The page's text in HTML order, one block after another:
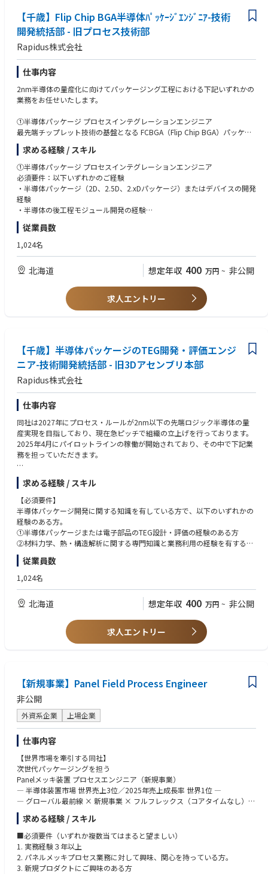
環で北上への出張が生じる場合がございます。
・出張有り拠点
本社(新横浜)
■幅広いキャリアパス
1. ジュニアFSE → シニアFSE
より複雑な装置や顧客対応を担当
2. テクニカルスペシャリスト
特定装置や工程に特化した専門家
顧客への高度な技術提案やトラブル解決をリード
3. フィールドプロセスエンジニア／リージョナルテクノロジーエンジニア
顧客要求に基づくプロセス条件の確立、評価、改善
新装置のプロセス立ち上げや歩留まり改善、次世代技術開発サポート
4. テクニカルサポート／アプリケーションエンジニア
顧客からの技術問い合わせ対応、製品改善へのフィードバック
本社開発部門との橋渡し役
5. マネジメント職（チームリーダー → マネージャー）
顧客からの技術問い合わせ対応、製品改善へのフィードバック
本社開発部門との橋渡し役
6. 営業・カスタマーサクセス・コンサルティング
技術知識を活かしたソリューション提案型営業
顧客の生産性改善や新技術導入支援
ご希望次第でアメリカ本社やグローバル他拠点への異動が可能
メーカーからも評価を受けており、半導体エッチング装置において世界N
o.1のマーケットシェアを持っています。当社を世界トップクラスの企業
へと導いたもの、それは、お客様のニーズにマッチしたソリューションを
提供できる「最先端の技術力」に加えて、ボーダレスに連携するチームワ
ークです。多様な文化やバックグラウンドを持った社員がお互いのアイデ
アや意見を尊重し、チームとしてひとつの目標を目指す事で、数々の最先
端技術やイノベーションを生み出してきました。日本の半導体メーカーの
他の拠点のエンジニアとチームを組む、あるいは日本のエンジニアが他の
拠点のプロジェクトに参加することもあります。
・試験結果の確認および不良分析サポート
・装置トラブル発生時の一次対応
・テスト・信頼性部門との連携業務
③基板テストエンジニア
半導体パッケージ用基板の検査・評価を通じて、実装前段階での品質確保
を担うポジションです。
【具体的な業務内容】
・基板不良（配線断・短絡等）の検出および解析
・基板検査工程の立上げ・運用
・サプライヤ（基板メーカー）との技術やり取り
・チップレット／先端パッケージ向け基板評価対応
④ロジックテスト工程エンジニア
ロジックデバイスのテスト工程全体を担い、装置運用・工程改善を通じ
て、生産性と安定稼働を実現するポジションです。
【具体的な業務内容】
・ウェハテスト／パッケージテスト装置の工程運用・管理
・テスト装置立上げおよび日常的な稼働サポート
・装置トラブル・工程問題の初期対応
・生産量増加に向けた工程改善・運用最適化
・製造・生産技術部門との連携業務
⑤ロジックテストエンジニア
ロジック半導体の量産テストにおいて、テスタを用いたテストプログラム
【具体的な業務内容】
・ロジックテスタ／メモリテスタを用いたテストプログラム開発・保守
・ウェハテスト／パッケージテストでのテスト条件設定・実行
・テスト結果の解析および不良の一次切り分け
・デバイス・製造部門と連携したテスト改善対応
・量産フェーズでのテスト運用サポート
【使用ツール・環境】
環境：UNIX/Linux
言語：JAVA 又は C言語系
⑥パラメトリックテストエンジニア
半導体デバイスの電気的特性（パラメータ）を定量的に評価し、設計仕様
への適合性、量産時のばらつき、工程異常を早期に検出する仕組みを作る
ことで、製品品質および歩留まりの向上に貢献する業務を担当します。
開発段階から量産初期までを担当し、デバイス・プロセス・製造部門と連
携しながら、安定した量産体制の構築を支えます。
【具体的には】
・既存テスト仕様に基づくパラメトリックテストの実行
・新デバイス／新プロセス立上げ時のテスト評価
・テストプログラム自動生成の仕組みづくり
・異常値・分布変化の検出とエスカレーションの仕組みづくり
・デバイス・プロセスエンジニアへの技術フィードバック
・テスト／製造現場との基本的な連携
・テスト条件・判定基準（Spec）の検討・改善
・歩留まり低下時の要因分析と対策提案
・テストデータの整理・統計解析
・セミオーオートプローバー・パラメトリックアナライザ
ウエハプローバー、または、パッケージハンドラの運用経験
⑥パラメトリックテストエンジニア
パラメトリックテスタを用いた電気計測経験
オートプローバーの運用経験
＜歓迎経験＞
テスターのアルゴリズム開発経験
半導体デバイスの製品技術の経験
【千歳】Flip Chip BGA半導体ﾊﾟｯｹｰｼﾞｴﾝｼﾞﾆｱ-技術
開発統括部 - 旧プロセス技術部
Rapidus株式会社
仕事内容
2nm半導体の量産化に向けてパッケージング工程における下記いずれかの
業務をお任せいたします。
①半導体パッケージ プロセスインテグレーションエンジニア
最先端チップレット技術の基盤となる FCBGA（Flip Chip BGA）パッケー
ジ の開発において、パッケージの実装設計から試作・解析評価までの イ
ンテグレーション業務全般 を担当します。
・FCBGAパッケージの実装設計（2D / 2.5D / 2.xD）におけるプロセスイン
テグレーション業務全般
・チップレットを含む先端パッケージの試作立ち上げ、量産移行に向けた
プロセス構築
②実装TEG設計開発エンジニア
FCBGA、2D/2.5D、チップレット技術など最先端半導体パッケージの開発
TEG（Test Element Group）のエンジニアとして、下記の業務をご担当い
・半導体ウェハにおけるスクライブ設計およびTEG設計
・電気的・機械的・熱的な観点から、パッケージ構造が信頼性要件を満た
すかの検証・設計フィードバック
・プロトタイプの試作・評価・故障解析の実施
・TEGを用いた故障モードの抽出、測定手法の確立（例：抵抗/容量測定、
接続信頼性、反り/応力評価など）
・パッケージ仕様に応じた最適なTEG・試作品設計の指針策定
③半導体パッケージプロセス開発エンジニア
最先端チップレット技術を搭載する FCBGA（Flip Chip BGA）パッケージ
の製造プロセスにおける、各ユニットプロセスの開発を担当いただきま
す。
具体的には、FCBGA・2D/2.5D/2.xD パッケージの製造における、以下い
ずれかの ユニットプロセス開発を担当します。
（1）バックグラインド・ダイシング工程
・ウェハバックグラインド、ダイシングのユニットプロセス開発
・各種インパクトテープ・ダイシングテープの材料特性評価
・チップ割れ・クラック等に対するプロセス改善および条件最適化
（2）アンダーフィル・モールド・TIM実装工程
・アンダーフィル材料・液性・流動性の評価および最適化
・モールドプロセス（樹脂流動、反り、応力）の評価と開発
・サーマルインターフェースマテリアル（TIM）の塗布・固化プロセス
と材料評価
（3）Flip Chip接続・BGAボール接続・SMDマウント工程
・フリップチップ（FC）接続プロセス開発および接続信頼性評価
・BGA ボール形成・実装プロセスの改良・歩留まり改善
④半導体パッケージプロセス検査エンジニア
・半導体パッケージプロセスにおける 欠陥検査 の実施（外観不良、接合
不良、ボイド、クラックなど）
・自動外観検査装置（AOI） を用いた検査業務
・超音波顕微鏡（C-SAM等）やＸ線検査装置 を用いた内部欠陥検査
・検査結果の分析、レポート作成、工程改善提案
・製造プロセス・品質保証部門との連携による不良要因の解析・改善活動
求める経験 / スキル
①半導体パッケージ プロセスインテグレーションエンジニア
必須要件：以下いずれかのご経験
・半導体パッケージ（2D、2.5D、2.xDパッケージ）またはデバイスの開発
経験
・半導体の後工程モジュール開発の経験
歓迎要件：
・Flip Chipパッケージや後工程（Back-end）モジュール開発におけるプロ
②実装TEG設計開発エンジニア
・半導体ウエハのスクライブ設計、ウェハへのTEG設計
・BEOLの知見、
・TEG設計に関わる経験
・半導体ウエハのバックグラインド、ダイシングのユニットプロセス、各
種インパクトテープの評価の経験
・高分子材料に関する知見をお持ちの方
・半導体パッケージプロセスにおける、Flip Chip、BGA、SMDプロセス開
発、接続評価の経験
歓迎要件：
・半導体パッケージプロセスにおける、バックグラインド、ダイシングプ
ロセス開発の経験
・半導体パッケージプロセスにおける、アンダーフィル、モールド、TIM
プロセスおよび材料評価の経験
・装置メーカー、あるいは半導体メーカーご出身者
④半導体パッケージプロセス検査エンジニア
以下いずれかのご経験
・半導体パッケージプロセスにおけるプロセスの検査
・自動外観検査
・X線検査
・超音波顕微鏡検査
・パッケージ最終検査による検査の開発
歓迎要件：
検査領域に興味を持ち、深く技術を追求していく姿勢を重視しています。
現状のやり方にとらわれず、より検査技術を高めるために挑戦できる方を
歓迎します。
従業員数
1,024名
北海道 想定年収 400 万円 ~ 非公開
求人エントリー
【千歳】半導体パッケージのTEG開発・評価エンジ
ニア-技術開発統括部 - 旧3Dアセンブリ本部
Rapidus株式会社
仕事内容
同社は2027年にプロセス・ルールが2nm以下の先端ロジック半導体の量
産実現を目指しており、現在急ピッチで組織の立上げを行っております。
2025年4月にパイロットラインの稼働が開始されており、その中で下記業
務を担っていただきます。
①半導体パッケージのTEG（Test Element Group）の試験計画、準備・評
価および解析検証
➁試作・量産に向けた設計フィードバックと改善提案
③半導体パッケージの構造設計・応力解析
Rapidusは2025年4月にパイロットラインが稼働し始め、2027年量産化に
向けて試作を進めております。
弊社の取引業界は自動車業界やIT・PCメーカーなど多岐に渡りますがスマ
ホやPC、産業用ロボットなど私たちが扱う製品に必要不可欠な半導体。
現代社会の進化は半導体なくしては成り立たず、特に近年AIやIoTといった
次世代技術の発展が、半導体の需要を爆発的に高めています。
Rapidusの最大の特徴は、開発期間を短縮する統合型ファウンドリサービ
にすることを価値として提供。
〇IBMとの技術提携
Rapidusは2nmプロセスの基盤技術を自社開発するのではなくこの分野で
先行するIBMから技術ライセンスの供与を受け、共同開発を進めていま
す。
同社の研究者及び技術者は世界最先端の半導体研究拠点の1つであるニュ
ーヨーク州アルバニーで米国IBM・日本IBMの研究者と協働。
日本国内技術に留まらない世界的な最新技術への挑戦です。
〇imecとの連携
ベルギーに本拠を置く世界最先端の半導体研究機関imecとの協力覚書も締
結。欧州半導体エコシステムの中心的存在であるimecとの連携をきっかけ
にEUV技術へのアクセスとグローバルな研究開発ネットワークへの参加を
進めています。
■参考動画・記事
＜記事＞
参考①：新たなコンセプトで先端ロジック半導体製造へ：ラピダスの小池
淳義社長に聞く
https://www.nippon.com/ja/in-depth/a09004/?cx_recs_click=true
求める経験 / スキル
【必須要件】
半導体パッケージ開発に関する知識を有している方で、以下のいずれかの
経験のある方。
①半導体パッケージまたは電子部品のTEG設計・評価の経験のある方
➁材料力学、熱・構造解析に関する専門知識と業務利用の経験を有する方
③CAEツール（Ansys, Abaqusなど）を用いた熱・応力解析経験のある方
【歓迎要件】
ましい
従業員数
1,024名
北海道 想定年収 400 万円 ~ 非公開
求人エントリー
【新規事業】Panel Field Process Engineer
非公開
外資系企業 上場企業
仕事内容
【世界市場を牽引する同社】
次世代パッケージングを担う
Panelメッキ装置 プロセスエンジニア（新規事業）
― 半導体装置市場 世界売上3位／2025年売上成長率 世界1位 ―
― グローバル最前線 × 新規事業 × フルフレックス（コアタイムなし）―
同社の完成されたブランドの中で、あえて“未完成の市場”を切り拓く。そ
んな希少な挑戦に、あなたのプロセス技術を掛け合わせてみませんか。
■ 仕事内容（概要）
日本国内の半導体・先端パッケージング顧客に向けて、次世代Panelメッ
求める経験 / スキル
■必須要件（いずれか複数当てはまると望ましい）
1. 実務経験３年以上
2. パネルメッキプロセス業務に対して興味、関心を持っている方。
3. 新規プロダクトにご興味のある方